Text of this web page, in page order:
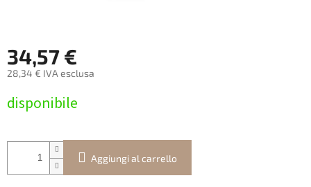
34,57 €
28,34 € IVA esclusa
della
disponibile
Aggiungi al carrello